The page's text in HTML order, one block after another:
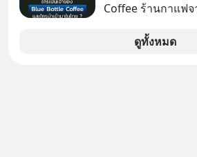
Coffee ร้านกาแฟ
แรกในประเทศไท
ดูทั้งหมด